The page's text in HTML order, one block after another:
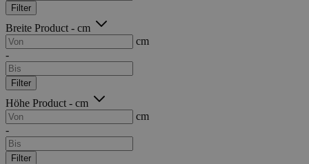
Filter
Breite Product - cm
cm
-
Filter
Höhe Product - cm
cm
-
Filter